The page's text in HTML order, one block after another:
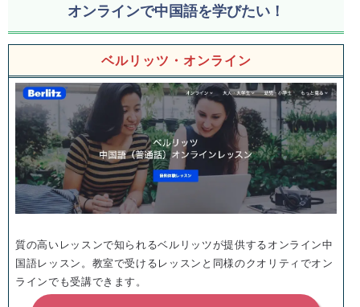
オンラインで中国語を学びたい！
ベルリッツ・オンライン
質の高いレッスンで知られるベルリッツが提供するオンライン中
国語レッスン。教室で受けるレッスンと同様のクオリティでオン
ラインでも受講できます。